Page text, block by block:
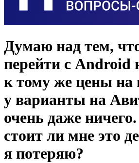
Думаю над тем,
перейти с Android
к тому же цены на
у варианты на
очень даже
стоит ли мне это
я потеряю?